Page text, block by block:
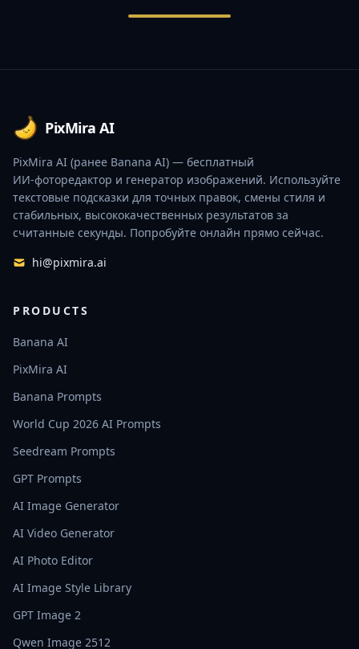
PixMira AI
PixMira AI (ранее Banana AI) — бесплатный
ИИ‑фоторедактор и генератор изображений. Используйте
текстовые подсказки для точных правок, смены стиля и
стабильных, высококачественных результатов за
считанные секунды. Попробуйте онлайн прямо сейчас.
hi@pixmira.ai
PRODUCTS
Banana AI
PixMira AI
Banana Prompts
World Cup 2026 AI Prompts
Seedream Prompts
GPT Prompts
AI Image Generator
AI Video Generator
AI Photo Editor
AI Image Style Library
GPT Image 2
Qwen Image 2512